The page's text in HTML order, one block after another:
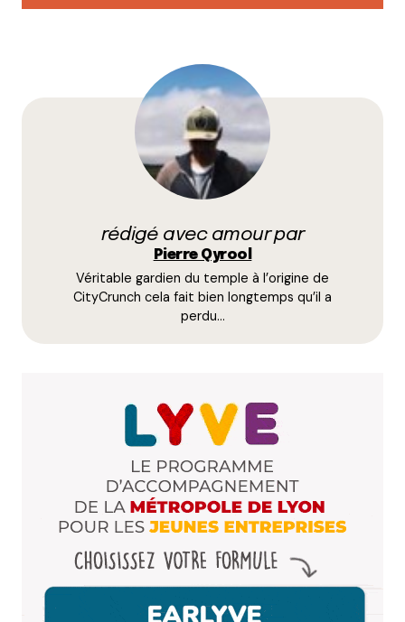
On peut signaler votre article sur quileutcuit ?
Répondre
Avec plaisir, bien sûr !
Camille d'Essayage
26 janvier 2010 à 12 h 52 min
Répondre
Oh mais je m’insurge !!! (tiens faudra que j’en fasse
un « jamais contente ») : Au café Cousu les brunchs
le « forfait » brunch aussi : moi je dis « bouuuuhhhh »
26 janvier 2010 à 17 h 37 min
Ahhhhh, je voulais le dire mais j’osais pas !
Camille d'Essayage
26 janvier 2010 à 18 h 22 min
Répondre
rédigé avec amour par
Pierre Qyrool
Véritable gardien du temple à l’origine de
CityCrunch cela fait bien longtemps qu’il a
perdu…